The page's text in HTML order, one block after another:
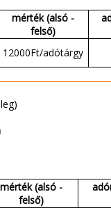
mérték (alsó -
felső)
12000Ft/adótárgy
mérték (alsó -
felső)